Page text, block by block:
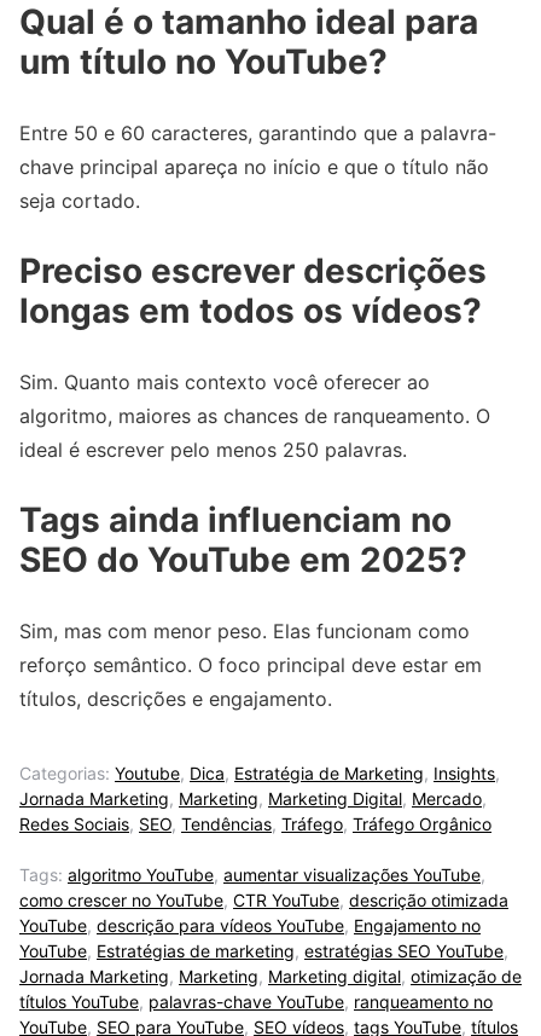
Qual é o tamanho ideal para
um título no YouTube?
Entre 50 e 60 caracteres, garantindo que a palavra-
chave principal apareça no início e que o título não
seja cortado.
Preciso escrever descrições
longas em todos os vídeos?
Sim. Quanto mais contexto você oferecer ao
algoritmo, maiores as chances de ranqueamento. O
ideal é escrever pelo menos 250 palavras.
Tags ainda influenciam no
SEO do YouTube em 2025?
Sim, mas com menor peso. Elas funcionam como
reforço semântico. O foco principal deve estar em
títulos, descrições e engajamento.
Categorias: Youtube, Dica, Estratégia de Marketing, Insights,
Jornada Marketing, Marketing, Marketing Digital, Mercado,
Redes Sociais, SEO, Tendências, Tráfego, Tráfego Orgânico
Tags: algoritmo YouTube, aumentar visualizações YouTube,
como crescer no YouTube, CTR YouTube, descrição otimizada
YouTube, descrição para vídeos YouTube, Engajamento no
YouTube, Estratégias de marketing, estratégias SEO YouTube,
Jornada Marketing, Marketing, Marketing digital, otimização de
títulos YouTube, palavras-chave YouTube, ranqueamento no
YouTube, SEO para YouTube, SEO vídeos, tags YouTube, títulos